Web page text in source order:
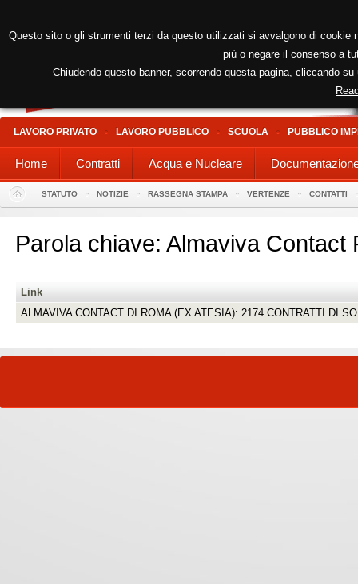
LAVORO PRIVATO LAVORO PUBBLICO SCUOLA PUBBLICO
Home Contratti Acqua e Nucleare
STATUTO NOTIZIE RASSEGNA STAMPA VERTENZE CONTATTI
Parola chiave: Almaviva Contact
Link
ALMAVIVA CONTACT DI ROMA (EX ATESIA): 2174 CONTRATTI DI
Questo sito o gli strumenti terzi da questo utilizzati si avvalgono di
più o negare il consenso a
Chiudendo questo banner, scorrendo questa pagina, cliccando